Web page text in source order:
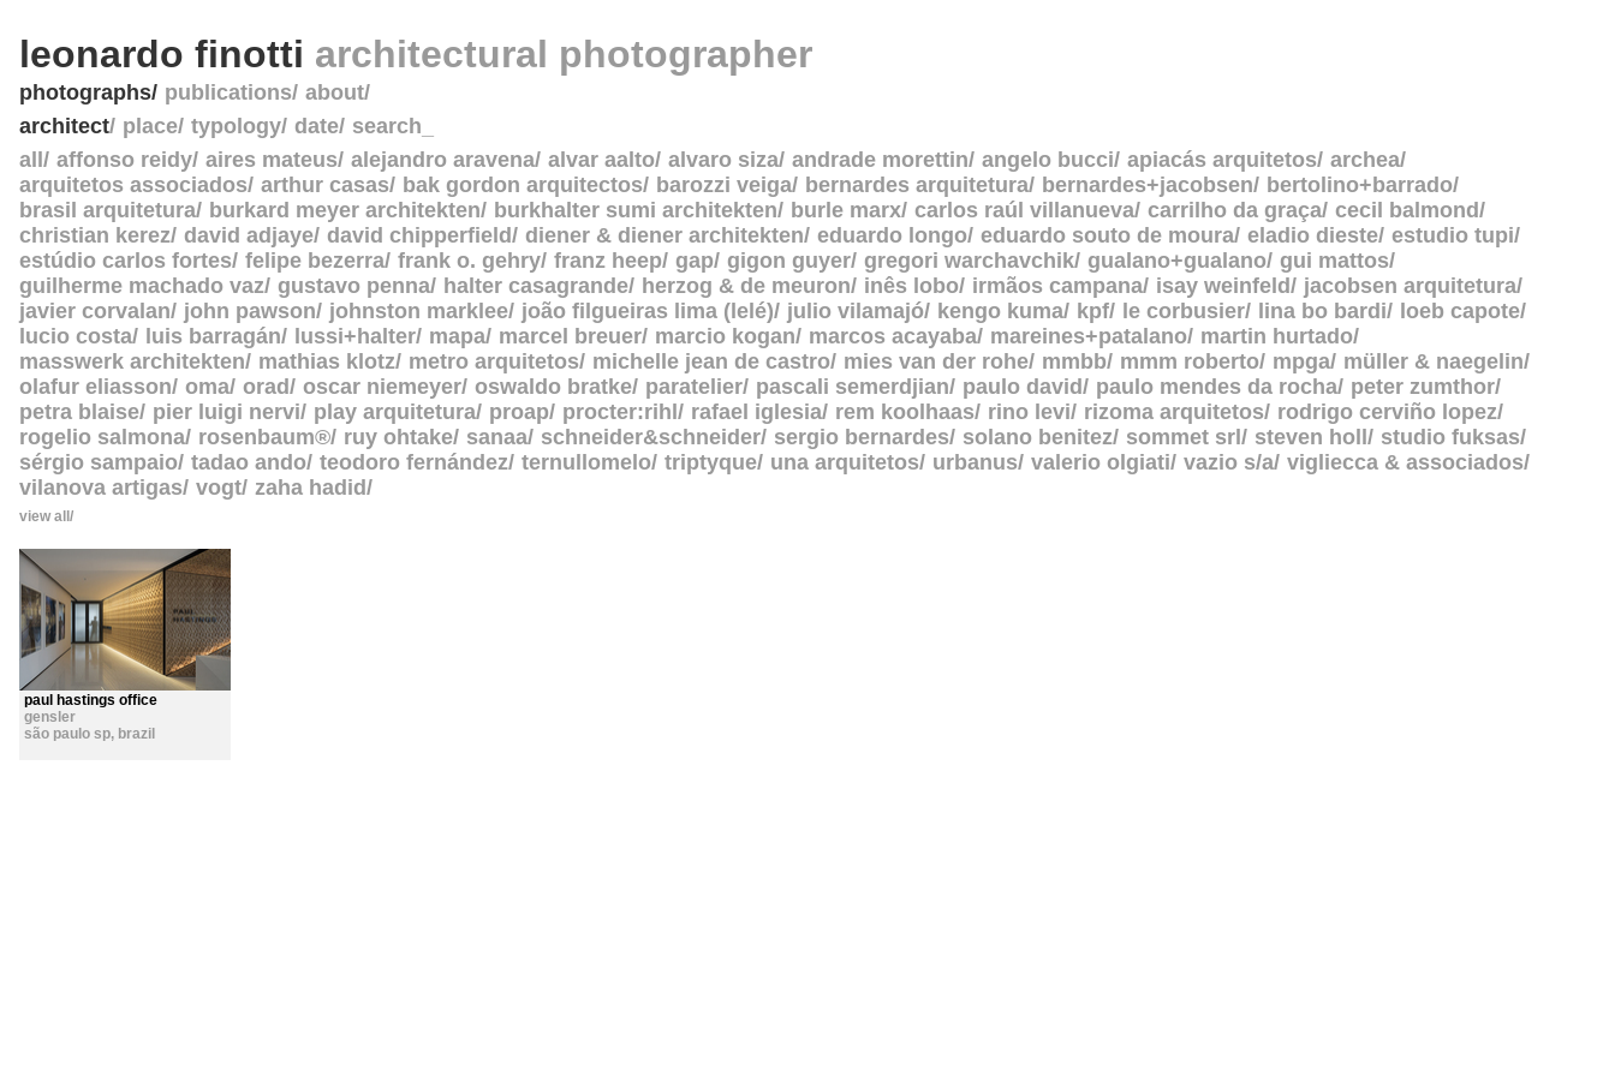
leonardo finotti architectural photographer
photographs publications about
architect place typology date search_
all
affonso reidy aires mateus alejandro aravena alvar aalto alvaro siza andrade morettin angelo bucci apiacás arquitetos archea
arquitetos associados arthur casas bak gordon arquitectos barozzi veiga bernardes arquitetura bernardes+jacobsen
bertolino+barrado
brasil arquitetura
burkard meyer architekten burkhalter sumi architekten burle marx carlos raúl villanueva carrilho da graça cecil balmond
christian kerez david adjaye david chipperfield diener & diener architekten eduardo longo eduardo souto de moura eladio dieste estudio tupi
estúdio carlos fortes felipe bezerra frank o. gehry franz heep gap gigon guyer gregori warchavchik gualano+gualano gui mattos
guilherme machado vaz gustavo penna halter casagrande herzog & de meuron inês lobo irmãos campana isay weinfeld
jacobsen arquitetura
javier corvalan
john pawson johnston marklee joão filgueiras lima (lelé) julio vilamajó kengo kuma kpf le corbusier lina bo bardi
loeb capote
lucio costa
luis barragán lussi+halter mapa marcel breuer marcio kogan marcos acayaba mareines+patalano martin hurtado
masswerk architekten
mathias klotz metro arquitetos michelle jean de castro mies van der rohe mmbb mmm roberto mpga müller & naegelin
olafur eliasson oma orad oscar niemeyer oswaldo bratke paratelier pascali semerdjian paulo david paulo mendes da rocha peter zumthor
petra blaise pier luigi nervi play arquitetura proap procter:rihl rafael iglesia rem koolhaas rino levi rizoma arquitetos
rodrigo cerviño lopez
rogelio salmona rosenbaum® ruy ohtake sanaa schneider&schneider sergio bernardes solano benitez sommet srl steven holl
studio fuksas
sérgio sampaio tadao ando teodoro fernández ternullomelo triptyque una arquitetos urbanus valerio olgiati vazio s/a vigliecca & associados
vilanova artigas vogt zaha hadid
view all
paul hastings office
gensler
são paulo sp, brazil